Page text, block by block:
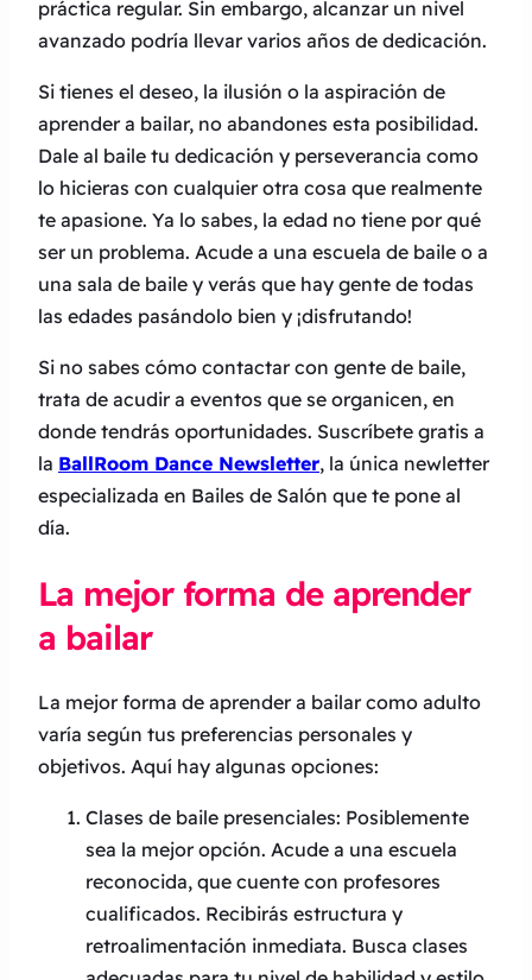
práctica regular. Sin embargo, alcanzar un nivel
avanzado podría llevar varios años de dedicación.
Si tienes el deseo, la ilusión o la aspiración de
aprender a bailar, no abandones esta posibilidad.
Dale al baile tu dedicación y perseverancia como
lo hicieras con cualquier otra cosa que realmente
te apasione. Ya lo sabes, la edad no tiene por qué
ser un problema. Acude a una escuela de baile o a
una sala de baile y verás que hay gente de todas
las edades pasándolo bien y ¡disfrutando!
Si no sabes cómo contactar con gente de baile,
trata de acudir a eventos que se organicen, en
donde tendrás oportunidades. Suscríbete gratis a
la BallRoom Dance Newsletter, la única newletter
especializada en Bailes de Salón que te pone al
día.
La mejor forma de aprender
a bailar
La mejor forma de aprender a bailar como adulto
varía según tus preferencias personales y
objetivos. Aquí hay algunas opciones:
Clases de baile presenciales: Posiblemente
sea la mejor opción. Acude a una escuela
reconocida, que cuente con profesores
cualificados. Recibirás estructura y
retroalimentación inmediata. Busca clases